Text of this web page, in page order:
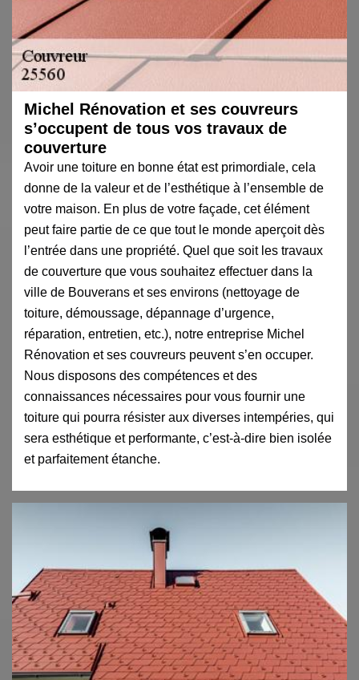
Michel Rénovation et ses couvreurs
s’occupent de tous vos travaux de
couverture
Avoir une toiture en bonne état est primordiale, cela
donne de la valeur et de l’esthétique à l’ensemble de
votre maison. En plus de votre façade, cet élément
peut faire partie de ce que tout le monde aperçoit dès
l’entrée dans une propriété. Quel que soit les travaux
de couverture que vous souhaitez effectuer dans la
ville de Bouverans et ses environs (nettoyage de
toiture, démoussage, dépannage d’urgence,
réparation, entretien, etc.), notre entreprise Michel
Rénovation et ses couvreurs peuvent s’en occuper.
Nous disposons des compétences et des
connaissances nécessaires pour vous fournir une
toiture qui pourra résister aux diverses intempéries, qui
sera esthétique et performante, c’est-à-dire bien isolée
et parfaitement étanche.